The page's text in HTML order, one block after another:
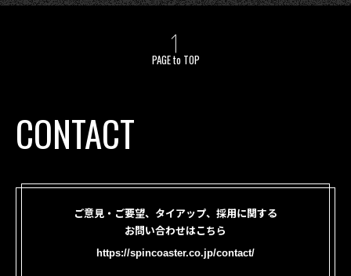
PAGE to TOP
CONTACT
ご意見・ご要望、タイアップ、採用に関する
お問い合わせはこちら
https://spincoaster.co.jp/contact/